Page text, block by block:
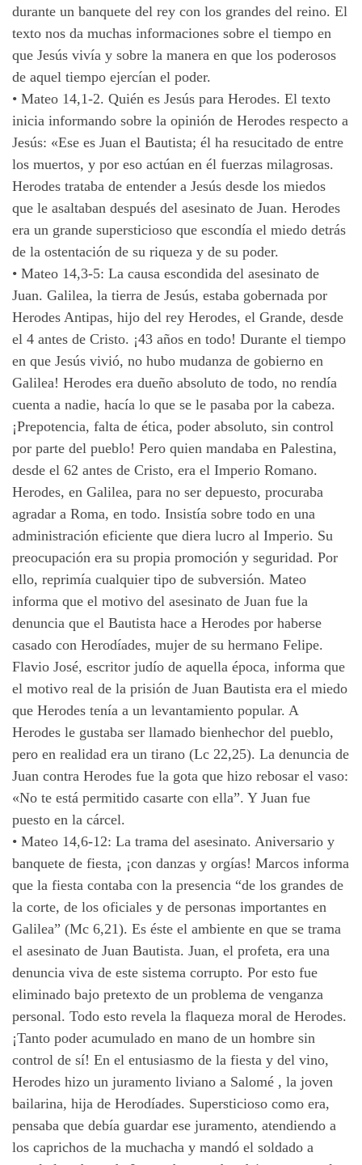
durante un banquete del rey con los grandes del reino. El
texto nos da muchas informaciones sobre el tiempo en
que Jesús vivía y sobre la manera en que los poderosos
de aquel tiempo ejercían el poder.
• Mateo 14,1-2. Quién es Jesús para Herodes. El texto
inicia informando sobre la opinión de Herodes respecto a
Jesús: «Ese es Juan el Bautista; él ha resucitado de entre
los muertos, y por eso actúan en él fuerzas milagrosas.
Herodes trataba de entender a Jesús desde los miedos
que le asaltaban después del asesinato de Juan. Herodes
era un grande supersticioso que escondía el miedo detrás
de la ostentación de su riqueza y de su poder.
• Mateo 14,3-5: La causa escondida del asesinato de
Juan. Galilea, la tierra de Jesús, estaba gobernada por
Herodes Antipas, hijo del rey Herodes, el Grande, desde
el 4 antes de Cristo. ¡43 años en todo! Durante el tiempo
en que Jesús vivió, no hubo mudanza de gobierno en
Galilea! Herodes era dueño absoluto de todo, no rendía
cuenta a nadie, hacía lo que se le pasaba por la cabeza.
¡Prepotencia, falta de ética, poder absoluto, sin control
por parte del pueblo! Pero quien mandaba en Palestina,
desde el 62 antes de Cristo, era el Imperio Romano.
Herodes, en Galilea, para no ser depuesto, procuraba
agradar a Roma, en todo. Insistía sobre todo en una
administración eficiente que diera lucro al Imperio. Su
preocupación era su propia promoción y seguridad. Por
ello, reprimía cualquier tipo de subversión. Mateo
informa que el motivo del asesinato de Juan fue la
denuncia que el Bautista hace a Herodes por haberse
casado con Herodíades, mujer de su hermano Felipe.
Flavio José, escritor judío de aquella época, informa que
el motivo real de la prisión de Juan Bautista era el miedo
que Herodes tenía a un levantamiento popular. A
Herodes le gustaba ser llamado bienhechor del pueblo,
pero en realidad era un tirano (Lc 22,25). La denuncia de
Juan contra Herodes fue la gota que hizo rebosar el vaso:
«No te está permitido casarte con ella”. Y Juan fue
puesto en la cárcel.
• Mateo 14,6-12: La trama del asesinato. Aniversario y
banquete de fiesta, ¡con danzas y orgías! Marcos informa
que la fiesta contaba con la presencia “de los grandes de
la corte, de los oficiales y de personas importantes en
Galilea” (Mc 6,21). Es éste el ambiente en que se trama
el asesinato de Juan Bautista. Juan, el profeta, era una
denuncia viva de este sistema corrupto. Por esto fue
eliminado bajo pretexto de un problema de venganza
personal. Todo esto revela la flaqueza moral de Herodes.
¡Tanto poder acumulado en mano de un hombre sin
control de sí! En el entusiasmo de la fiesta y del vino,
Herodes hizo un juramento liviano a Salomé , la joven
bailarina, hija de Herodíades. Supersticioso como era,
pensaba que debía guardar ese juramento, atendiendo a
los caprichos de la muchacha y mandó el soldado a